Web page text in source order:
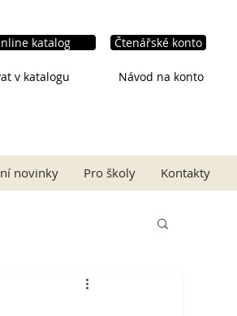
katalog
v katalogu
Čtenářské konto
Návod na konto
novinky Pro školy Kontakty